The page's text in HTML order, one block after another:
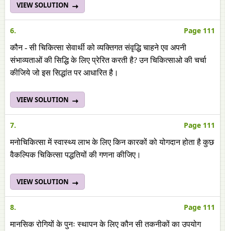
VIEW SOLUTION
6. Page 111
कौन - सी चिकित्सा सेवार्थी को व्यक्तिगत संवृद्धि चाहने एव अपनी
संभाव्यताओं की सिद्धि के लिए प्रेरित करती है? उन चिकित्साओ की चर्चा
कीजिये जो इस सिद्धांत पर आधारित है।
VIEW SOLUTION
7. Page 111
मनोचिकित्सा में स्वास्थ्य लाभ के लिए किन कारकों को योगदान होता है कुछ
वैकल्पिक चिकित्सा पद्धतियों की गणना कीजिए।
VIEW SOLUTION
8. Page 111
मानसिक रोगियों के पुनः स्थापन के लिए कौन सी तकनीकों का उपयोग